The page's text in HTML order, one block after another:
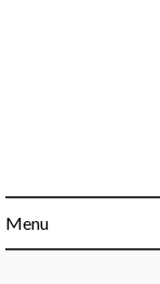
Menu